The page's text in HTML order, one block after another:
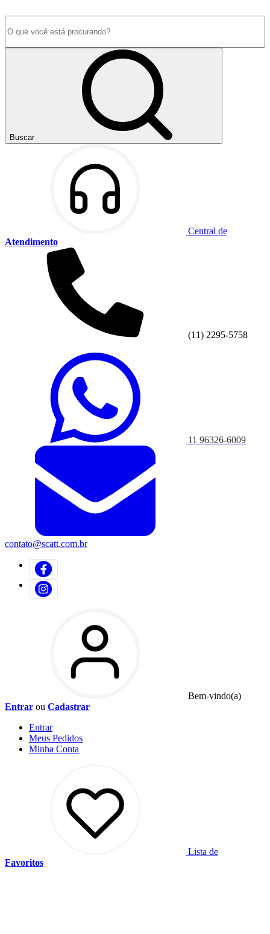
Buscar
Central de
Atendimento
(11) 2295-5758
11 96326-6009
contato@scatt.com.br
Bem-vindo(a)
Entrar ou Cadastrar
Entrar
Meus Pedidos
Minha Conta
Lista de
Favoritos